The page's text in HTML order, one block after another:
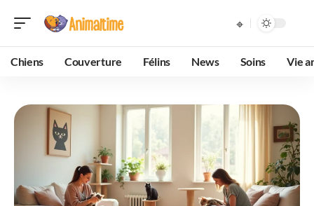
Chiens Couverture Félins News Soins Vie